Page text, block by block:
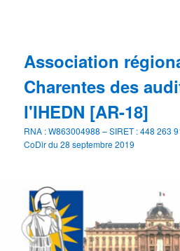
Association
Charentes des
l'IHEDN [AR-18]
RNA : W863004988 – SIRET : 448 263
CoDir du 28 septembre 2019